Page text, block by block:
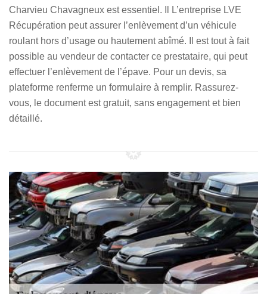
Charvieu Chavagneux est essentiel. Il L’entreprise LVE
Récupération peut assurer l’enlèvement d’un véhicule
roulant hors d’usage ou hautement abîmé. Il est tout à fait
possible au vendeur de contacter ce prestataire, qui peut
effectuer l’enlèvement de l’épave. Pour un devis, sa
plateforme renferme un formulaire à remplir. Rassurez-
vous, le document est gratuit, sans engagement et bien
détaillé.